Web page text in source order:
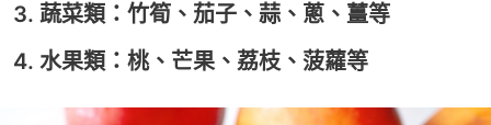
3. 蔬菜類：竹筍、茄子、蒜、蔥、薑等
4. 水果類：桃、芒果、荔枝、菠蘿等